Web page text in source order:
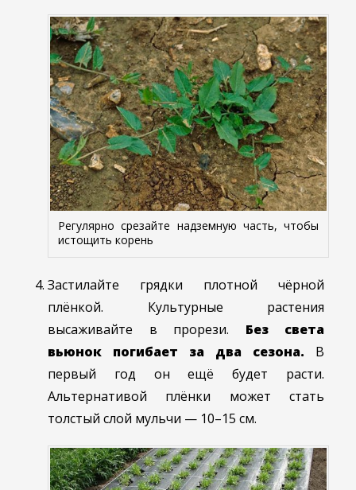
Регулярно срезайте надземную часть, чтобы
истощить корень
Застилайте грядки плотной чёрной
плёнкой. Культурные растения
высаживайте в прорези. Без света
вьюнок погибает за два сезона. В
первый год он ещё будет расти.
Альтернативой плёнки может стать
толстый слой мульчи — 10–15 см.